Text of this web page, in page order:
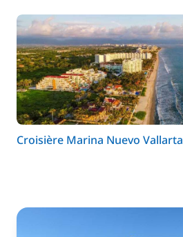
Croisière Marina Nuevo Vallarta